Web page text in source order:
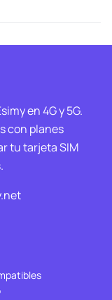
en 4G y 5G.
con planes
tu tarjeta SIM